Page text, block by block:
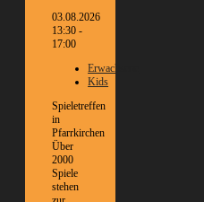
03.08.2026
13:30 -
17:00
Erwachsene
Kids
Spieletreffen
in
Pfarrkirchen
Über
2000
Spiele
stehen